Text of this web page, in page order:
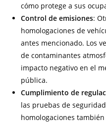
cómo protege a sus
Control de emisiones:
homologaciones de
antes mencionado. Los
de contaminantes
impacto negativo en el
pública.
Cumplimiento de
las pruebas de
homologaciones